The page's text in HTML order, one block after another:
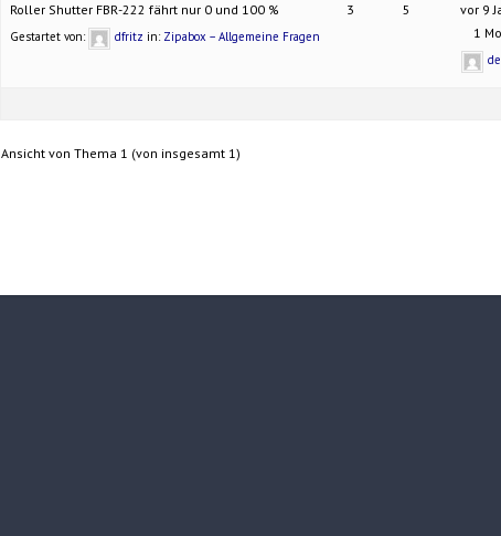
Roller Shutter FBR-222 fährt nur 0 und 100 %
Gestartet von: dfritz in: Zipabox – Allgemeine Fragen
3 5
vor 9
1
Ansicht von Thema 1 (von insgesamt 1)